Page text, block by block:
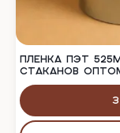
ПЛЕНКА ПЭТ
СТАКАНОВ